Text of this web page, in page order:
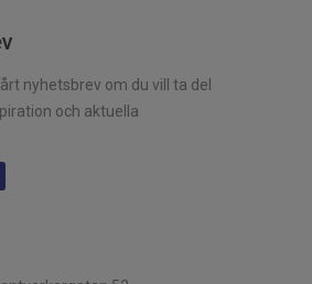
nyhetsbrev om du vill ta del
och aktuella